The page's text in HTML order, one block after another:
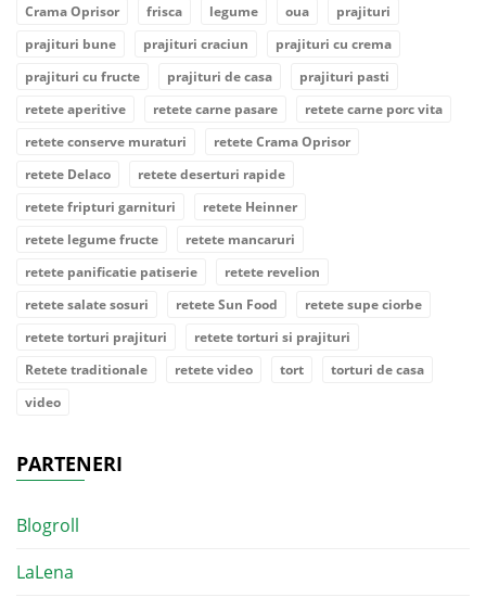
Crama Oprisor
frisca legume oua
prajituri
prajituri bune
prajituri craciun
prajituri cu crema
prajituri cu fructe
prajituri de casa
prajituri pasti
retete aperitive
retete carne pasare
retete carne porc vita
retete conserve muraturi
retete Crama Oprisor
retete Delaco
retete deserturi rapide
retete fripturi garnituri
retete Heinner
retete legume fructe
retete mancaruri
retete panificatie patiserie
retete revelion
retete salate sosuri
retete Sun Food
retete supe ciorbe
retete torturi prajituri
retete torturi si prajituri
Retete traditionale
retete video tort
torturi de casa
video
PARTENERI
Blogroll
LaLena